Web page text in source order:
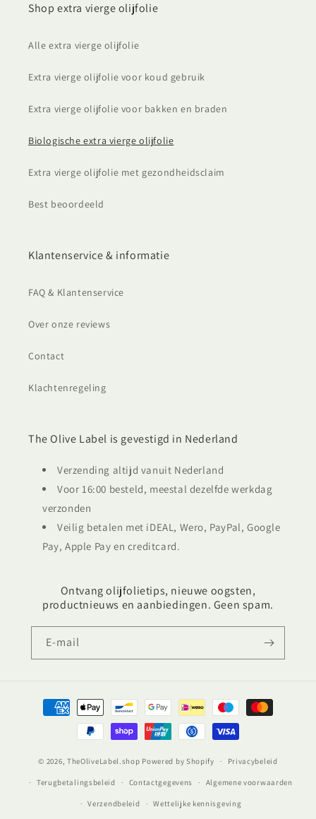
Shop extra vierge olijfolie
Alle extra vierge olijfolie
Extra vierge olijfolie voor koud gebruik
Extra vierge olijfolie voor bakken en braden
Biologische extra vierge olijfolie
Extra vierge olijfolie met gezondheidsclaim
Best beoordeeld
Klantenservice & informatie
FAQ & Klantenservice
Over onze reviews
Contact
Klachtenregeling
The Olive Label is gevestigd in Nederland
Verzending altijd vanuit Nederland
Voor 16:00 besteld, meestal dezelfde werkdag
verzonden
Veilig betalen met iDEAL, Wero, PayPal, Google
Pay, Apple Pay en creditcard.
Ontvang olijfolietips, nieuwe oogsten,
productnieuws en aanbiedingen. Geen spam.
E‑mail
Betaalmethoden
© 2026, TheOliveLabel.shop Powered by Shopify Privacybeleid
Terugbetalingsbeleid Contactgegevens Algemene voorwaarden
Verzendbeleid Wettelijke kennisgeving